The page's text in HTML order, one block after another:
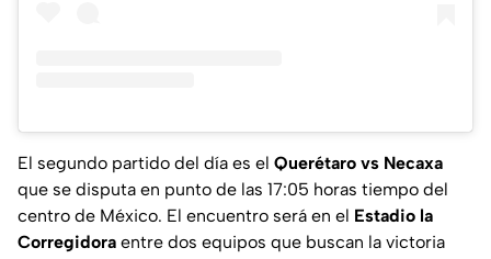
El segundo partido del día es el Querétaro vs Necaxa
que se disputa en punto de las 17:05 horas tiempo del
centro de México. El encuentro será en el Estadio la
Corregidora entre dos equipos que buscan la victoria